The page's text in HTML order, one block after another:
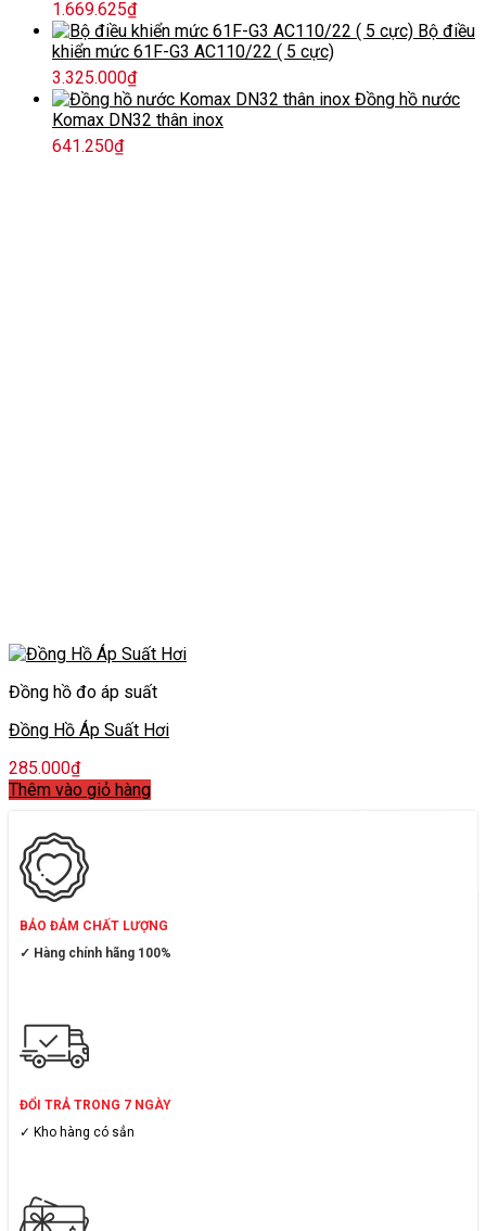
1.669.625₫
Bộ điều
khiển mức 61F-G3 AC110/22 ( 5 cực)
3.325.000₫
Đồng hồ nước
Komax DN32 thân inox
641.250₫
Đồng hồ đo áp suất
Đồng Hồ Áp Suất Hơi
285.000₫
Thêm vào giỏ hàng
BẢO ĐẢM CHẤT LƯỢNG
✓ Hàng chính hãng 100%
ĐỔI TRẢ TRONG 7 NGÀY
✓ Kho hàng có sẳn